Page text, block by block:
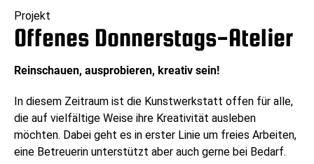
Projekt
Offenes Donnerstags-Atelier
Reinschauen, ausprobieren, kreativ sein!
In diesem Zeitraum ist die Kunstwerkstatt offen für alle,
die auf vielfältige Weise ihre Kreativität ausleben
möchten. Dabei geht es in erster Linie um freies Arbeiten,
eine Betreuerin unterstützt aber auch gerne bei Bedarf.